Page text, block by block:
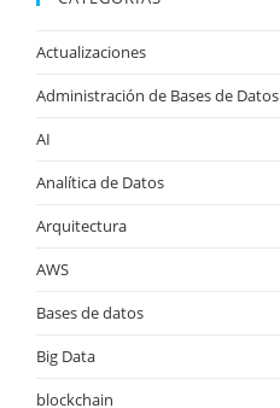
Actualizaciones
Administración de Bases de Datos
AI
Analítica de Datos
Arquitectura
AWS
Bases de datos
Big Data
blockchain